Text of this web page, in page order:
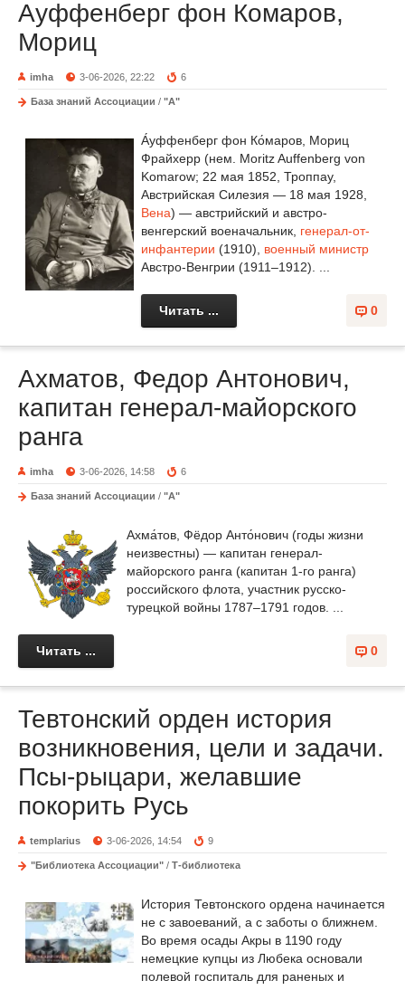
Ауффенберг фон Комаров,
Мориц
imha 3-06-2026, 22:22 6
База знаний Ассоциации / "А"
А́уффенберг фон Ко́маров, Мориц
Фрайхерр (нем. Moritz Auffenberg von
Komarow; 22 мая 1852, Троппау,
Австрийская Силезия — 18 мая 1928,
Вена) — австрийский и австро-
венгерский военачальник, генерал-от-
инфантерии (1910), военный министр
Австро-Венгрии (1911–1912). ...
0
Читать ...
Ахматов, Федор Антонович,
капитан генерал-майорского
ранга
imha 3-06-2026, 14:58 6
База знаний Ассоциации / "А"
Ахма́тов, Фёдор Анто́нович (годы жизни
неизвестны) — капитан генерал-
майорского ранга (капитан 1-го ранга)
российского флота, участник русско-
турецкой войны 1787–1791 годов. ...
0
Читать ...
Тевтонский орден история
возникновения, цели и задачи.
Псы-рыцари, желавшие
покорить Русь
templarius 3-06-2026, 14:54 9
"Библиотека Ассоциации" / Т-библиотека
История Тевтонского ордена начинается
не с завоеваний, а с заботы о ближнем.
Во время осады Акры в 1190 году
немецкие купцы из Любека основали
полевой госпиталь для раненых и